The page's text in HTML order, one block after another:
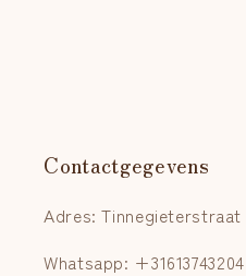
Contactgegevens
Adres: Tinnegieterstraat
Whatsapp: +31613743204